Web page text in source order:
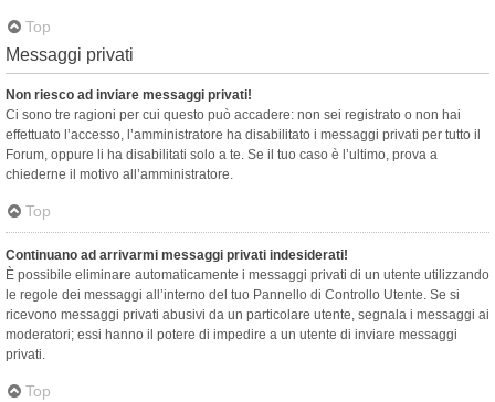
Top
Messaggi privati
Non riesco ad inviare messaggi privati!
Ci sono tre ragioni per cui questo può accadere: non sei registrato o non hai
effettuato l’accesso, l’amministratore ha disabilitato i messaggi privati per tutto il
Forum, oppure li ha disabilitati solo a te. Se il tuo caso è l’ultimo, prova a
chiederne il motivo all’amministratore.
Top
Continuano ad arrivarmi messaggi privati indesiderati!
È possibile eliminare automaticamente i messaggi privati ​​di un utente utilizzando
le regole dei messaggi all’interno del tuo Pannello di Controllo Utente. Se si
ricevono messaggi privati ​​abusivi da un particolare utente, segnala i messaggi ai
moderatori; essi hanno il potere di impedire a un utente di inviare messaggi
privati​​.
Top